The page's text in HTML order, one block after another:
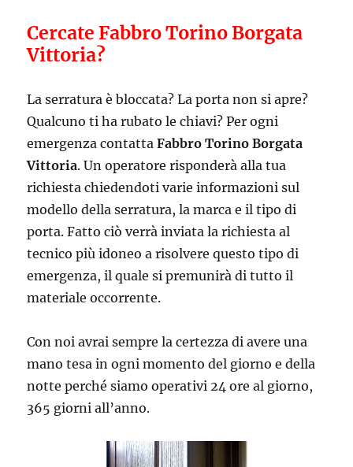
Cercate Fabbro Torino Borgata
Vittoria?
La serratura è bloccata? La porta non si apre?
Qualcuno ti ha rubato le chiavi? Per ogni
emergenza contattaFabbro Torino Borgata
Vittoria. Un operatore risponderà alla tua
richiesta chiedendoti varie informazioni sul
modello della serratura, la marca e il tipo di
porta. Fatto ciò verrà inviata la richiesta al
tecnico più idoneo a risolvere questo tipo di
emergenza, il quale si premunirà di tutto il
materiale occorrente.
Con noi avrai sempre la certezza di avere una
mano tesa in ogni momento del giorno e della
notte perché siamo operativi 24 ore al giorno,
365 giorni all’anno.